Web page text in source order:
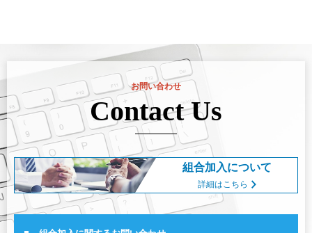
お問い合わせ
Contact Us
組合加入について
詳細はこちら